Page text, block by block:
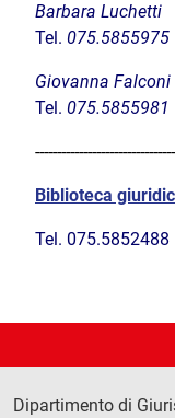
Barbara Luchetti
Tel. 075.5855975
Giovanna Falconi
Tel. 075.5855981
Biblioteca
Tel. 075.5852488
Dipartimento di